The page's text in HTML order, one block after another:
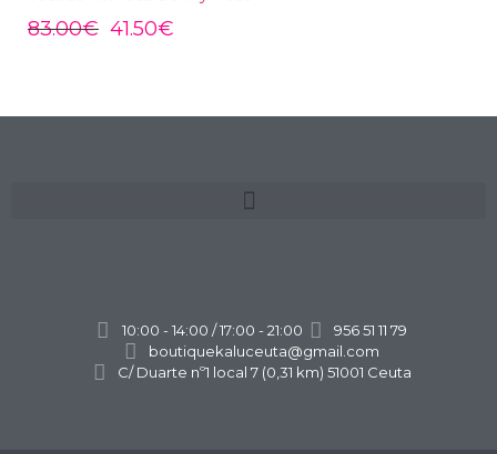
83.00€ 41.50€
10:00 - 14:00 / 17:00 - 21:00
956 51 11 79
boutiquekaluceuta@gmail.com
C/ Duarte nº1 local 7 (0,31 km) 51001 Ceuta